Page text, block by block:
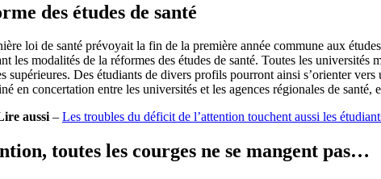
des études de santé
loi de santé prévoyait la fin de la première année commune aux
les modalités de la réformes des études de santé. Toutes les universités
supérieures. Des étudiants de divers profils pourront ainsi s’orienter
en concertation entre les universités et les agences régionales de
aussi– Les troubles du déficit de l’attention touchent aussi les
toutes les courges ne se mangent pas…